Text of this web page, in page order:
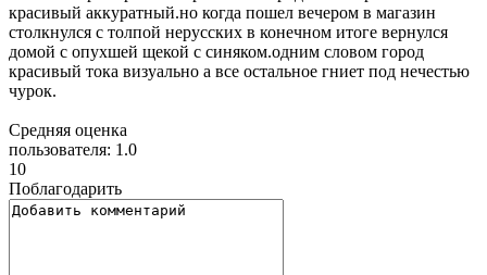
красивый аккуратный.но когда пошел вечером в магазин
столкнулся с толпой нерусских в конечном итоге вернулся
домой с опухшей щекой с синяком.одним словом город
красивый тока визуально а все остальное гниет под нечестью
чурок.
Средняя оценка
пользователя: 1.0
10
Поблагодарить